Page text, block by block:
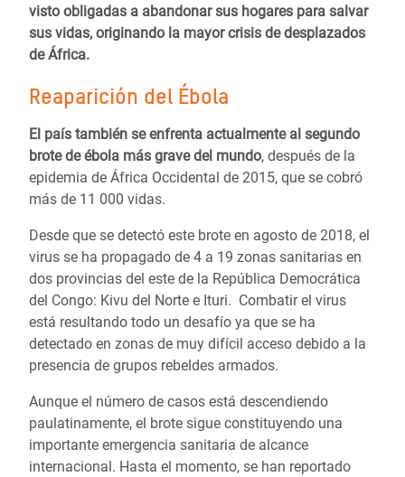
visto obligadas a abandonar sus hogares para salvar
sus vidas, originando la mayor crisis de desplazados
de África.
Reaparición del Ébola
El país también se enfrenta actualmente al segundo
brote de ébola más grave del mundo, después de la
epidemia de África Occidental de 2015, que se cobró
más de 11 000 vidas.
Desde que se detectó este brote en agosto de 2018, el
virus se ha propagado de 4 a 19 zonas sanitarias en
dos provincias del este de la República Democrática
del Congo: Kivu del Norte e Ituri. Combatir el virus
está resultando todo un desafío ya que se ha
detectado en zonas de muy difícil acceso debido a la
presencia de grupos rebeldes armados.
Aunque el número de casos está descendiendo
paulatinamente, el brote sigue constituyendo una
importante emergencia sanitaria de alcance
internacional. Hasta el momento, se han reportado